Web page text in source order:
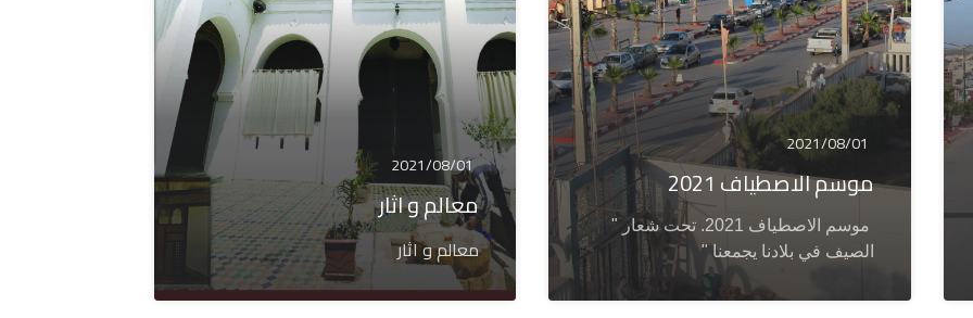
2021/08/01
موسم الاصطياف 2021
موسم الاصطياف 2021. تحت شعار "
الصيف في بلادنا يجمعنا "
2021/08/01
معالم و اثار
معالم و اثار